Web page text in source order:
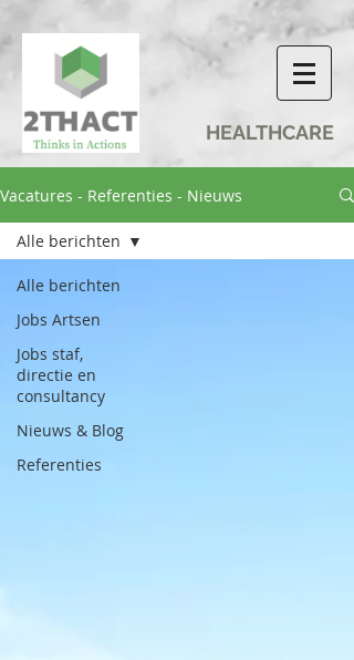
HEALTHCARE
Vacatures - Referenties - Nieuws
Alle berichten
Jobs Artsen
Jobs staf,
directie en
consultancy
Nieuws & Blog
Referenties
Alle berichten